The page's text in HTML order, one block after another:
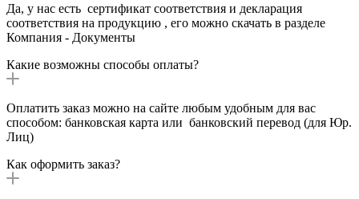
Да, у нас есть сертификат соответствия и декларация
соответствия на продукцию , его можно скачать в разделе
Компания - Документы
Какие возможны способы оплаты?
Оплатить заказ можно на сайте любым удобным для вас
способом: банковская карта или банковский перевод (для Юр.
Лиц)
Как оформить заказ?